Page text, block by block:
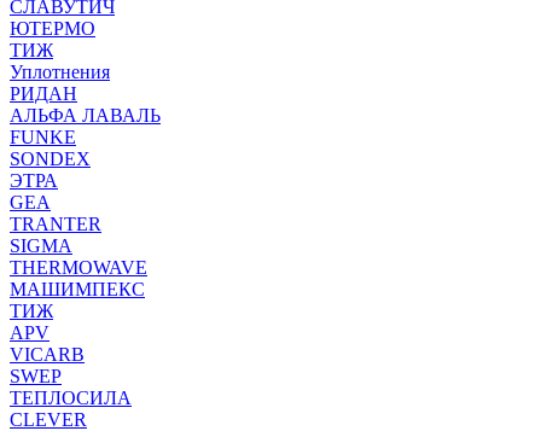
СЛАВУТИЧ
ЮТЕРМО
ТИЖ
Уплотнения
РИДАН
АЛЬФА ЛАВАЛЬ
FUNKE
SONDEX
ЭТРА
GEA
TRANTER
SIGMA
THERMOWAVE
МАШИМПЕКС
ТИЖ
APV
VICARB
SWEP
ТЕПЛОСИЛА
CLEVER